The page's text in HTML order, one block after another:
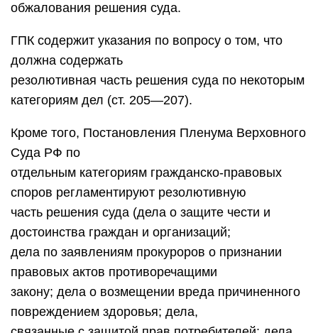
обжалования решения суда.
ГПК содержит указания по вопросу о том, что
должна содержать
резолютивная часть решения суда по некоторым
категориям дел (ст. 205—207).
Кроме того, Постановления Пленума Верховного
Суда РФ по
отдельным категориям гражданско-правовых
споров регламентируют резолютивную
часть решения суда (дела о защите чести и
достоинства граждан и организаций;
дела по заявлениям прокуроров о признании
правовых актов противоречащими
закону; дела о возмещении вреда причиненного
повреждением здоровья; дела,